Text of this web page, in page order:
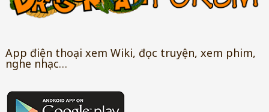
App điện thoại xem Wiki, đọc truyện, xem phim,
nghe nhạc…